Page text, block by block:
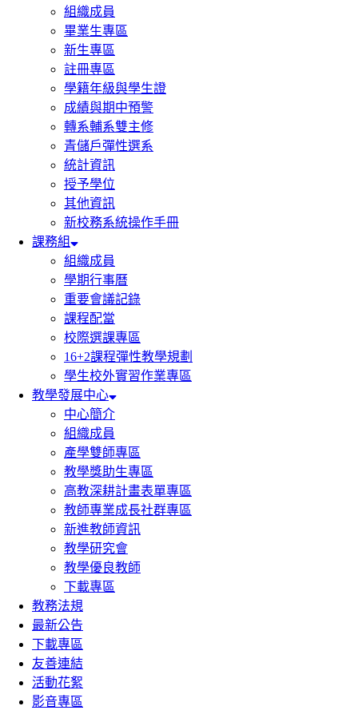
組織成員
畢業生專區
新生專區
註冊專區
學籍年級與學生證
成績與期中預警
轉系輔系雙主修
青儲戶彈性選系
統計資訊
授予學位
其他資訊
新校務系統操作手冊
課務組
組織成員
學期行事曆
重要會議記錄
課程配當
校際選課專區
16+2課程彈性教學規劃
學生校外實習作業專區
教學發展中心
中心簡介
組織成員
產學雙師專區
教學獎助生專區
高教深耕計畫表單專區
教師專業成長社群專區
新進教師資訊
教學研究會
教學優良教師
下載專區
教務法規
最新公告
下載專區
友善連結
活動花絮
影音專區